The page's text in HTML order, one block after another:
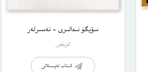
سۆيگۈ نىدالىرى – نەسىرلەر
ئۇيغۇر
كىتاب تەپسىلاتى